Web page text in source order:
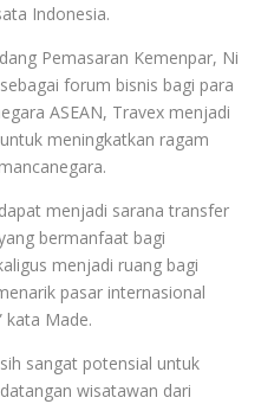
Indonesia.
Pemasaran Kemenpar, Ni
forum bisnis bagi para
ASEAN, Travex menjadi
meningkatkan ragam
menjadi sarana transfer
bermanfaat bagi
menjadi ruang bagi
pasar internasional
kata Made.
sangat potensial untuk
wisatawan dari